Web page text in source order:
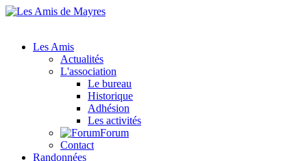
Les Amis
Actualités
L'association
Le bureau
Historique
Adhésion
Les activités
Forum
Contact
Randonnées